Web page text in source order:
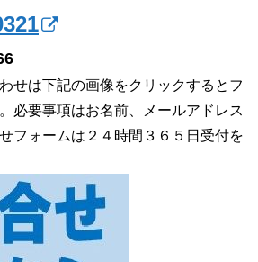
せは下記の画像をクリックするとフ
必要事項はお名前、メールアドレス
フォームは２４時間３６５日受付を